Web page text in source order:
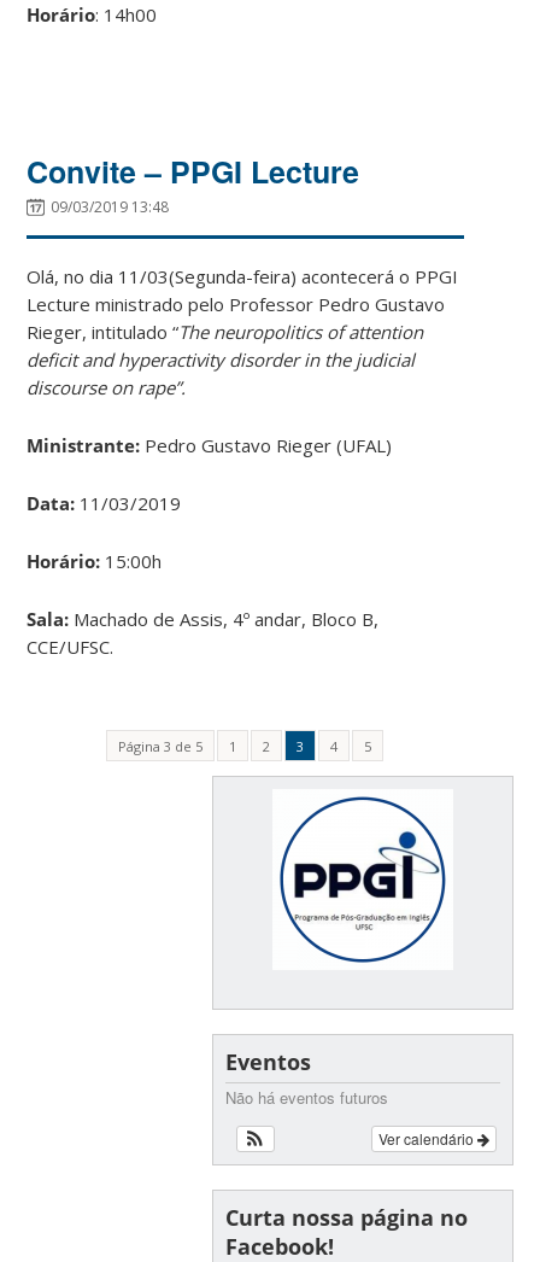
Horário: 14h00
Convite – PPGI Lecture
09/03/2019 13:48
Olá, no dia 11/03(Segunda-feira) acontecerá o PPGI
Lecture ministrado pelo Professor Pedro Gustavo
Rieger, intitulado “The neuropolitics of attention
deficit and hyperactivity disorder in the judicial
discourse on rape”.
Ministrante: Pedro Gustavo Rieger (UFAL)
Data: 11/03/2019
Horário: 15:00h
Sala: Machado de Assis, 4º andar, Bloco B,
CCE/UFSC.
Página 3 de 5 1 2 3 4 5
Eventos
Não há eventos futuros
Ver calendário
Curta nossa página no
Facebook!